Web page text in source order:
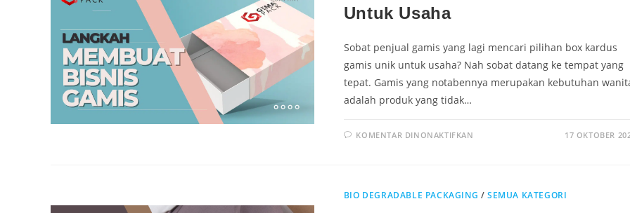
Untuk Usaha
Sobat penjual gamis yang lagi mencari pilihan box kardus
gamis unik untuk usaha? Nah sobat datang ke tempat yang
tepat. Gamis yang notabennya merupakan kebutuhan
adalah produk yang tidak…
KOMENTAR DINONAKTIFKAN 17 OKTOBER
BIO DEGRADABLE PACKAGING /SEMUA KATEGORI